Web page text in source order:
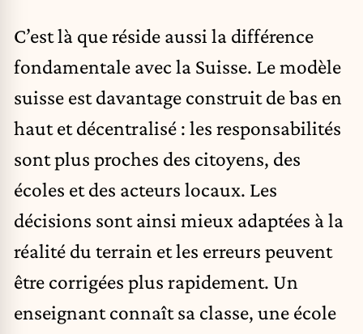
C’est là que réside aussi la différence
fondamentale avec la Suisse. Le modèle
suisse est davantage construit de bas en
haut et décentralisé : les responsabilités
sont plus proches des citoyens, des
écoles et des acteurs locaux. Les
décisions sont ainsi mieux adaptées à la
réalité du terrain et les erreurs peuvent
être corrigées plus rapidement. Un
enseignant connaît sa classe, une école